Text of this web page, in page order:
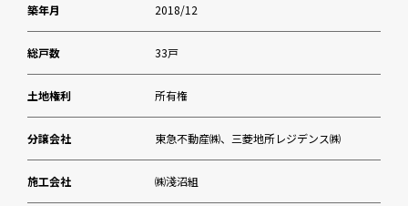
Evolv Azabu Studio(エヴォルヴ アザブスタ
ジオ
三菱UFJ銀行麻布支店
森美術館
築年月 2018/12
総戸数 33戸
土地権利 所有権
分譲会社 東急不動産㈱、三菱地所レジデンス㈱
施工会社 ㈱淺沼組